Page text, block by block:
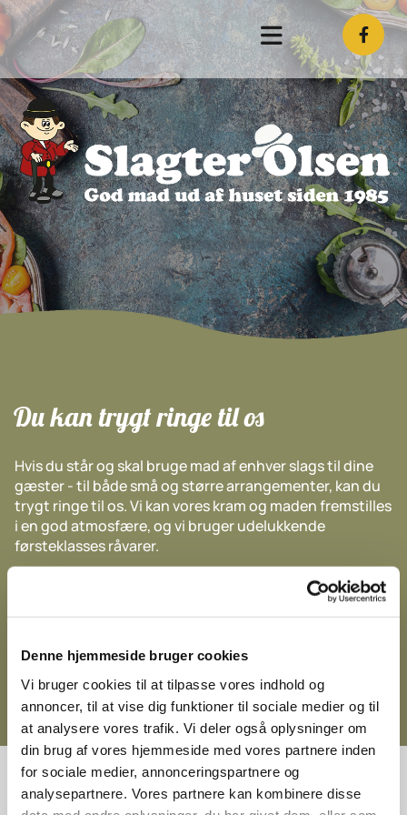
Denne hjemmeside bruger cookies
Vi bruger cookies til at tilpasse vores indhold og
annoncer, til at vise dig funktioner til sociale medier og til
at analysere vores trafik. Vi deler også oplysninger om
din brug af vores hjemmeside med vores partnere inden
for sociale medier, annonceringspartnere og
analysepartnere. Vores partnere kan kombinere disse
Du kan trygt ringe til os
Hvis du står og skal bruge mad af enhver slags til dine
gæster - til både små og større arrangementer, kan du
trygt ringe til os. Vi kan vores kram og maden fremstilles
i en god atmosfære, og vi bruger udelukkende
førsteklasses råvarer.
Vi har gjort det nemt for dig at invitere gæster. Du
dækker bordet, så kommer vi med maden til den aftalte
private sammenkomster. Hos Slagter Olsen er vi stolte
af at vores kunder kommer igen og igen, og gør altid
vores bedste for at du og dine gæster er tilfredse.
Vi har lavet rigtig god mad i over